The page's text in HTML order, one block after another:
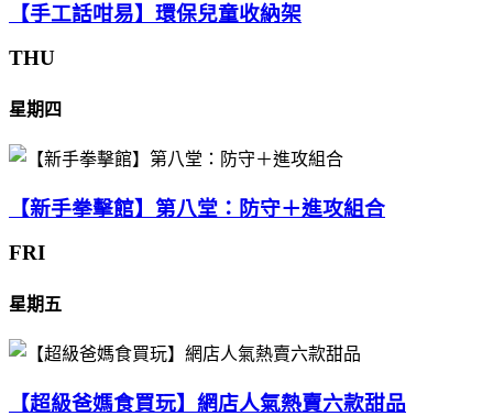
【手工話咁易】環保兒童收納架
THU
星期四
【新手拳擊館】第八堂：防守＋進攻組合
FRI
星期五
【超級爸媽食買玩】網店人氣熱賣六款甜品